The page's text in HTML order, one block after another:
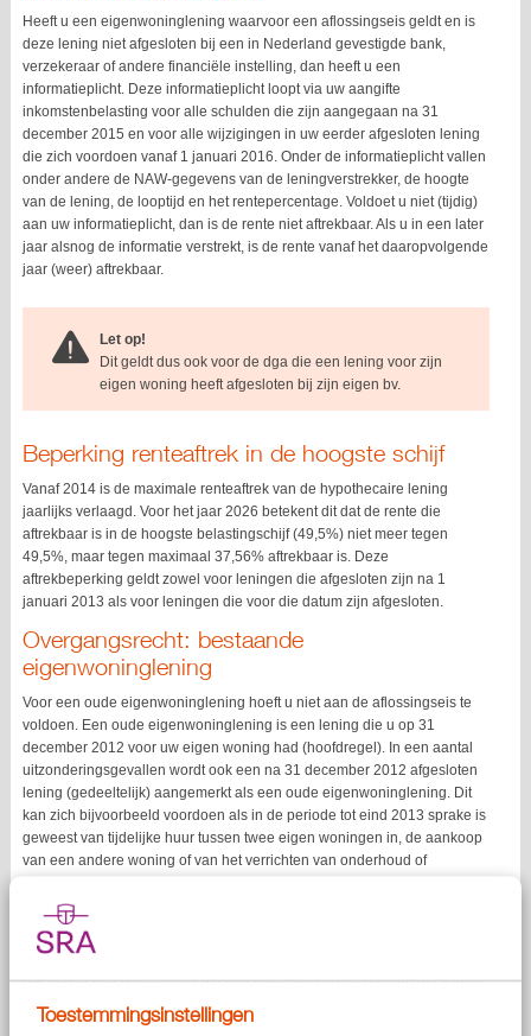
Toestemmingsinstellingen
Heeft u een eigenwoninglening waarvoor een aflossingseis geldt en is
deze lening niet afgesloten bij een in Nederland gevestigde bank,
verzekeraar of andere financiële instelling, dan heeft u een
informatieplicht. Deze informatieplicht loopt via uw aangifte
inkomstenbelasting voor alle schulden die zijn aangegaan na 31
december 2015 en voor alle wijzigingen in uw eerder afgesloten lening
die zich voordoen vanaf 1 januari 2016. Onder de informatieplicht vallen
onder andere de NAW-gegevens van de leningverstrekker, de hoogte
van de lening, de looptijd en het rentepercentage. Voldoet u niet (tijdig)
aan uw informatieplicht, dan is de rente niet aftrekbaar. Als u in een later
jaar alsnog de informatie verstrekt, is de rente vanaf het daaropvolgende
jaar (weer) aftrekbaar.
Let op!
Dit geldt dus ook voor de dga die een lening voor zijn
eigen woning heeft afgesloten bij zijn eigen bv.
Beperking renteaftrek in de hoogste schijf
Vanaf 2014 is de maximale renteaftrek van de hypothecaire lening
jaarlijks verlaagd. Voor het jaar 2026 betekent dit dat de rente die
aftrekbaar is in de hoogste belastingschijf (49,5%) niet meer tegen
49,5%, maar tegen maximaal 37,56% aftrekbaar is. Deze
aftrekbeperking geldt zowel voor leningen die afgesloten zijn na 1
januari 2013 als voor leningen die voor die datum zijn afgesloten.
Overgangsrecht: bestaande
eigenwoninglening
Voor een oude eigenwoninglening hoeft u niet aan de aflossingseis te
voldoen. Een oude eigenwoninglening is een lening die u op 31
december 2012 voor uw eigen woning had (hoofdregel). In een aantal
uitzonderingsgevallen wordt ook een na 31 december 2012 afgesloten
lening (gedeeltelijk) aangemerkt als een oude eigenwoninglening. Dit
kan zich bijvoorbeeld voordoen als in de periode tot eind 2013 sprake is
geweest van tijdelijke huur tussen twee eigen woningen in, de aankoop
van een andere woning of van het verrichten van onderhoud of
expats.
Oversluiten lening
Uw lening blijft aangemerkt als een oude eigenwoninglening als u deze
periode of bij de aankoop van een nieuwe woning. Leent u echter een